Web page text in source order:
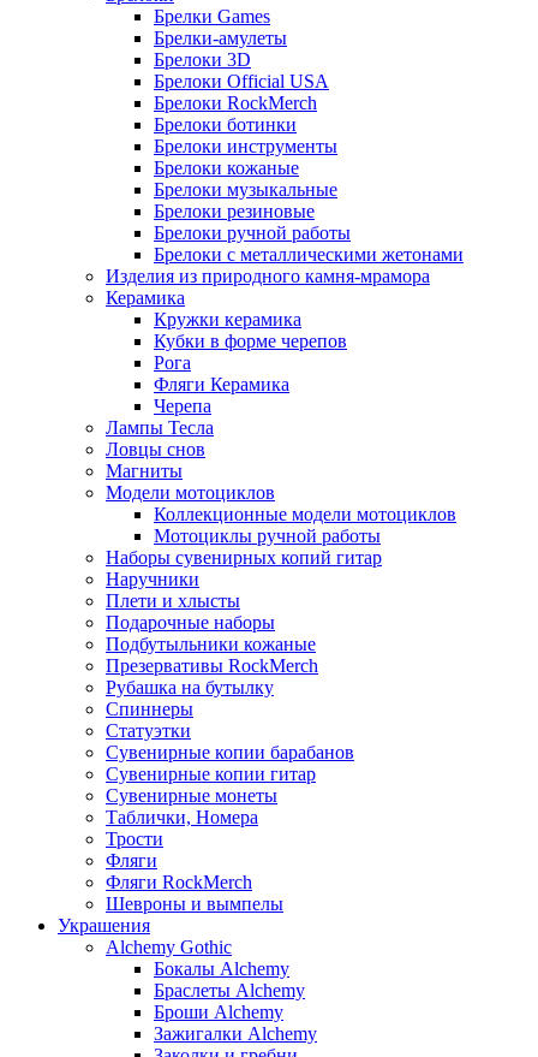
Брелки Games
Брелки-амулеты
Брелоки 3D
Брелоки Official USA
Брелоки RockMerch
Брелоки ботинки
Брелоки инструменты
Брелоки кожаные
Брелоки музыкальные
Брелоки резиновые
Брелоки ручной работы
Брелоки с металлическими жетонами
Изделия из природного камня-мрамора
Керамика
Кружки керамика
Кубки в форме черепов
Рога
Фляги Керамика
Черепа
Лампы Тесла
Ловцы снов
Магниты
Модели мотоциклов
Коллекционные модели мотоциклов
Мотоциклы ручной работы
Наборы сувенирных копий гитар
Наручники
Плети и хлысты
Подарочные наборы
Подбутыльники кожаные
Презервативы RockMerch
Рубашка на бутылку
Спиннеры
Статуэтки
Сувенирные копии барабанов
Сувенирные копии гитар
Сувенирные монеты
Таблички, Номера
Трости
Фляги
Фляги RockMerch
Шевроны и вымпелы
Украшения
Alchemy Gothic
Бокалы Alchemy
Браслеты Alchemy
Броши Alchemy
Зажигалки Alchemy